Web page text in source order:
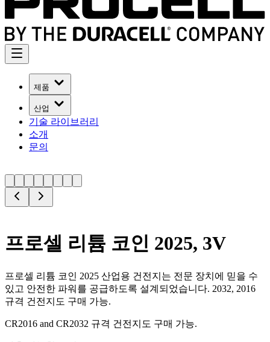
제품
산업
기술 라이브러리
소개
문의
프로셀 리튬 코인 2025, 3V
프로셀 리튬 코인 2025 산업용 건전지는 전문 장치에 믿을 수
있고 안전한 파워를 공급하도록 설계되었습니다. 2032, 2016
규격 건전지도 구매 가능.
CR2016 and CR2032 규격 건전지도 구매 가능.